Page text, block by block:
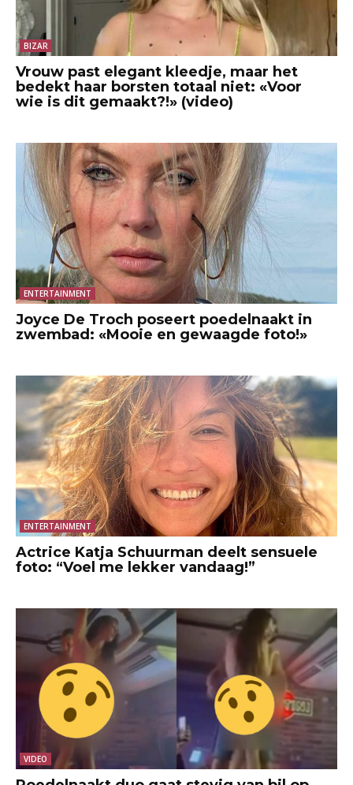
BIZAR
Vrouw past elegant kleedje, maar het
bedekt haar borsten totaal niet: «Voor
wie is dit gemaakt?!» (video)
ENTERTAINMENT
Joyce De Troch poseert poedelnaakt in
zwembad: «Mooie en gewaagde foto!»
ENTERTAINMENT
Actrice Katja Schuurman deelt sensuele
foto: “Voel me lekker vandaag!”
VIDEO